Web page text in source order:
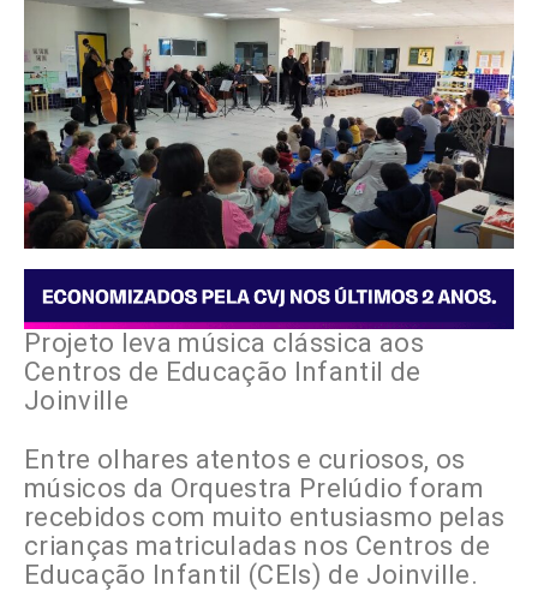
Projeto leva música clássica aos
Centros de Educação Infantil de
Joinville
Entre olhares atentos e curiosos, os
músicos da Orquestra Prelúdio foram
recebidos com muito entusiasmo pelas
crianças matriculadas nos Centros de
Educação Infantil (CEIs) de Joinville.